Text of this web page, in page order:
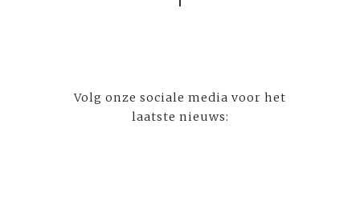
Volg onze sociale media voor het
laatste nieuws: